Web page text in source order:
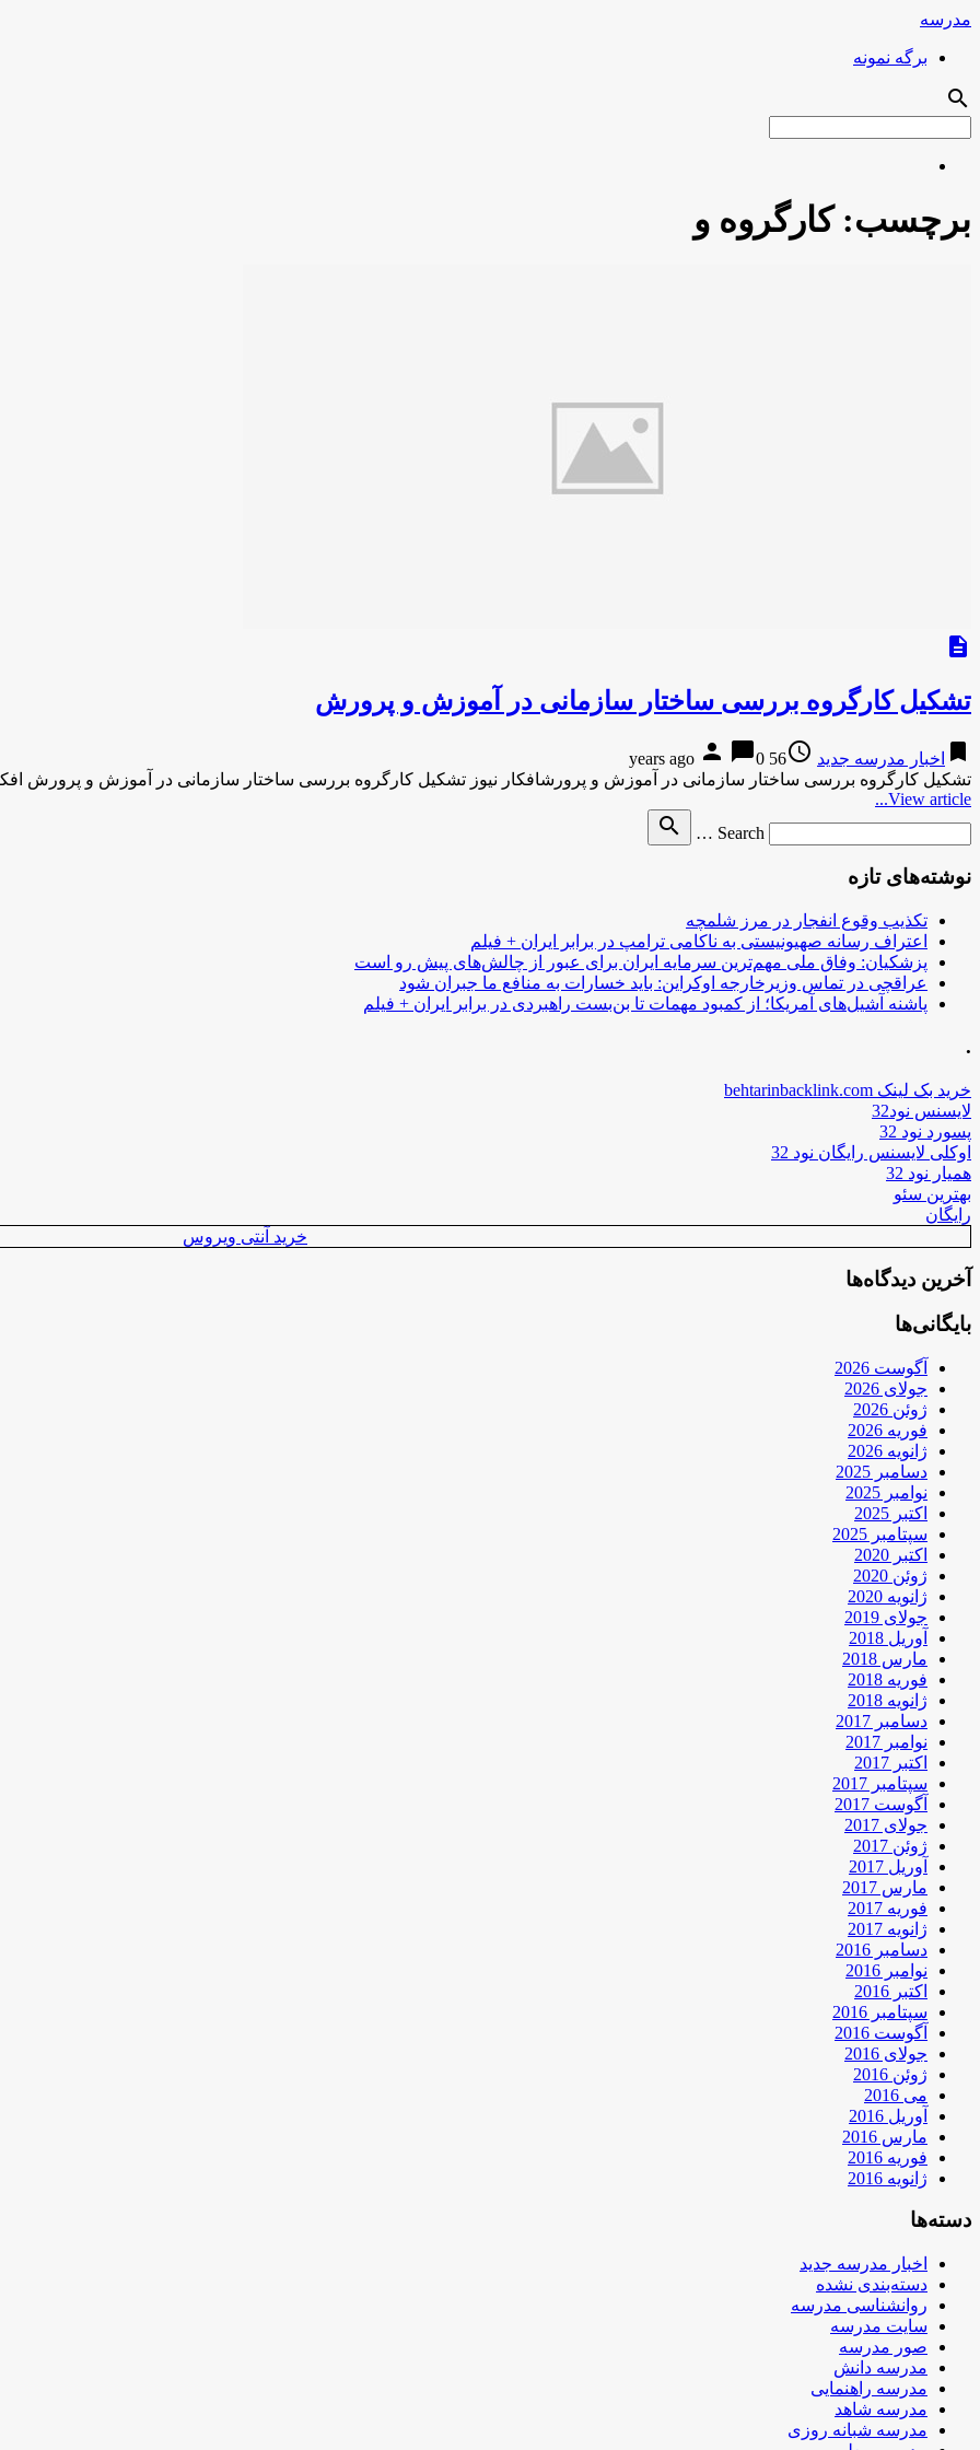
مدرسه
برگه نمونه
search
برچسب:کارگروه و
description
تشکیل کارگروه بررسی ساختار سازمانی در آموزش و پرورش
bookmark اخبار مدرسه جدید access_time
56 years ago
person chat_bubble0
تشکیل کارگروه بررسی ساختار سازمانی در آموزش و پرورشافکار نیوز تشکیل کارگروه بررسی ساختار سازمانی در آموزش و پرورش
View article...
Search …
search
نوشته‌های تازه
تکذیب وقوع انفجار در مرز شلمچه
اعتراف رسانه صهیونیستی به ناکامی ترامپ در برابر ایران + فیلم
پزشکیان: وفاق ملی مهم‌ترین سرمایه ایران برای عبور از چالش‌های پیش رو است
عراقچی در تماس وزیرخارجه اوکراین: باید خسارات به منافع ما جبران شود
پاشنه آشیل‌های آمریکا؛ از کمبود مهمات تا بن‌بست راهبردی در برابر ایران + فیلم
.
خرید بک لینک behtarinbacklink.com
لایسنس نود32
پسورد نود 32
اوکلی لایسنس رایگان نود 32
همیار نود 32
بهترین سئو
رایگان
خرید آنتی ویروس
آخرین دیدگاه‌ها
بایگانی‌ها
آگوست 2026
جولای 2026
ژوئن 2026
فوریه 2026
ژانویه 2026
دسامبر 2025
نوامبر 2025
اکتبر 2025
سپتامبر 2025
اکتبر 2020
ژوئن 2020
ژانویه 2020
جولای 2019
آوریل 2018
مارس 2018
فوریه 2018
ژانویه 2018
دسامبر 2017
نوامبر 2017
اکتبر 2017
سپتامبر 2017
آگوست 2017
جولای 2017
ژوئن 2017
آوریل 2017
مارس 2017
فوریه 2017
ژانویه 2017
دسامبر 2016
نوامبر 2016
اکتبر 2016
سپتامبر 2016
آگوست 2016
جولای 2016
ژوئن 2016
می 2016
آوریل 2016
مارس 2016
فوریه 2016
ژانویه 2016
دسته‌ها
اخبار مدرسه جدید
دسته‌بندی نشده
روانشناسی مدرسه
سایت مدرسه
صور مدرسه
مدرسه دانش
مدرسه راهنمایی
مدرسه شاهد
مدرسه شبانه روزی